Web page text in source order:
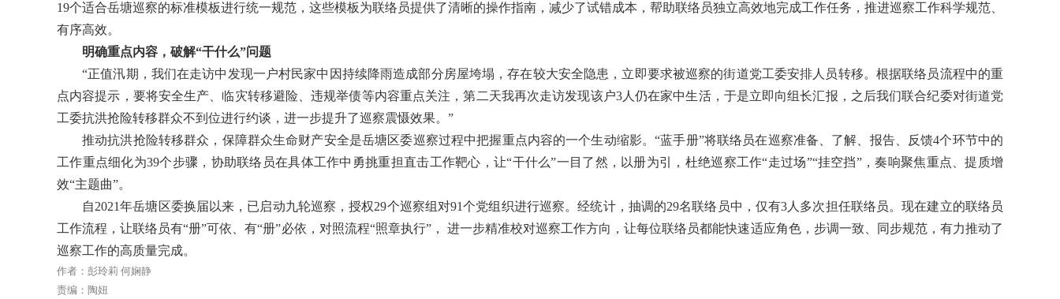
19个适合岳塘巡察的标准模板进行统一规范，这些模板为联络员提供了清晰的操作指南，减少了试错成本，帮助联络员独立高效地完成工作任务，推进巡察工作科学规范、
有序高效。
明确重点内容，破解“干什么”问题
“正值汛期，我们在走访中发现一户村民家中因持续降雨造成部分房屋垮塌，存在较大安全隐患，立即要求被巡察的街道党工委安排人员转移。根据联络员流程中的重
点内容提示，要将安全生产、临灾转移避险、违规举债等内容重点关注，第二天我再次走访发现该户3人仍在家中生活，于是立即向组长汇报，之后我们联合纪委对街道党
工委抗洪抢险转移群众不到位进行约谈，进一步提升了巡察震慑效果。”
推动抗洪抢险转移群众，保障群众生命财产安全是岳塘区委巡察过程中把握重点内容的一个生动缩影。“蓝手册”将联络员在巡察准备、了解、报告、反馈4个环节中的
工作重点细化为39个步骤，协助联络员在具体工作中勇挑重担直击工作靶心，让“干什么”一目了然，以册为引，杜绝巡察工作“走过场”“挂空挡”，奏响聚焦重点、提质增
效“主题曲”。
自2021年岳塘区委换届以来，已启动九轮巡察，授权29个巡察组对91个党组织进行巡察。经统计，抽调的29名联络员中，仅有3人多次担任联络员。现在建立的联络员
工作流程，让联络员有“册”可依、有“册”必依，对照流程“照章执行”， 进一步精准校对巡察工作方向，让每位联络员都能快速适应角色，步调一致、同步规范，有力推动了
巡察工作的高质量完成。
作者：彭玲莉 何娴静
责编：陶妞